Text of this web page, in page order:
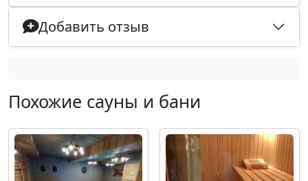
Добавить отзыв
Похожие сауны и бани